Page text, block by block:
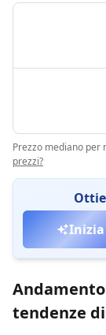
Prezzo mediano per
prezzi?
tendenze